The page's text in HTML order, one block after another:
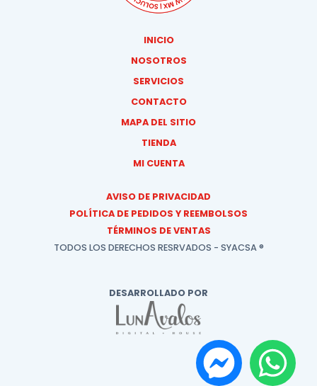
INICIO
NOSOTROS
SERVICIOS
CONTACTO
MAPA DEL SITIO
TIENDA
MI CUENTA
AVISO DE PRIVACIDAD
POLÍTICA DE PEDIDOS Y REEMBOLSOS
TÉRMINOS DE VENTAS
TODOS LOS DERECHOS RESRVADOS - SYACSA ®
DESARROLLADO POR